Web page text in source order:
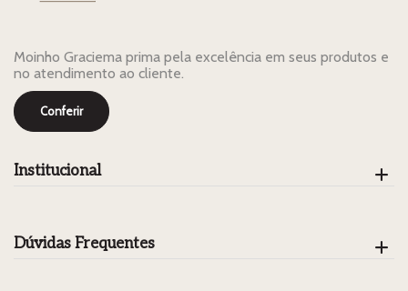
Moinho Graciema prima pela excelência em seus produtos e
no atendimento ao cliente.
Conferir
Institucional
Dúvidas Frequentes